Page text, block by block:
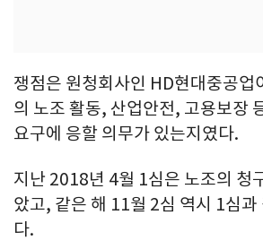
쟁점은 원청회사인 HD현대중공업
의 노조 활동, 산업안전, 고용보장
요구에 응할 의무가 있는지였다.
지난 2018년 4월 1심은 노조의 청
았고, 같은 해 11월 2심 역시 1심과
다.